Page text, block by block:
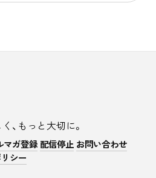
、もっと大切に。
マガ登録 配信停止 お問い合わせ
シー